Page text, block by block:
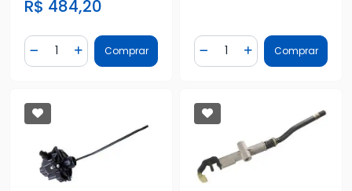
VECTRA 94/
R$ 484,20
Diminuir Quantidade
Quantidade
Adicionar Quantidade
Comprar Diminuir Quantidade
Quantidade
AdicionarComprar